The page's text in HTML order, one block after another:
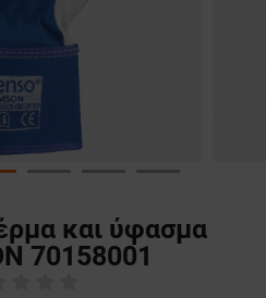
και ύφασμα
70158001